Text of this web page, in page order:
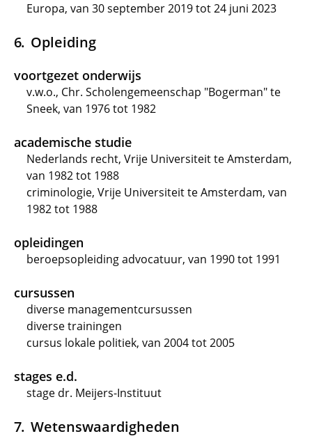
Europa, van 30 september 2019 tot 24 juni 2023
Opleiding
voortgezet onderwijs
v.w.o., Chr. Scholengemeenschap "Bogerman" te
Sneek, van 1976 tot 1982
academische studie
Nederlands recht, Vrije Universiteit te Amsterdam,
van 1982 tot 1988
criminologie, Vrije Universiteit te Amsterdam, van
1982 tot 1988
opleidingen
beroepsopleiding advocatuur, van 1990 tot 1991
cursussen
diverse managementcursussen
diverse trainingen
cursus lokale politiek, van 2004 tot 2005
stages e.d.
stage dr. Meijers-Instituut
Wetenswaardigheden